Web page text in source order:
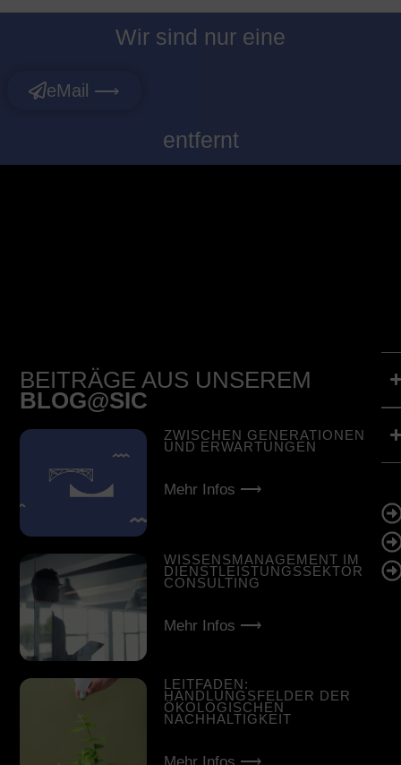
Wir sind nur eine
eMail ⟶
entfernt
BEITRÄGE AUS UNSEREM
BLOG@SIC
ZWISCHEN GENERATIONEN
UND ERWARTUNGEN
Mehr Infos ⟶
WISSENSMANAGEMENT IM
DIENSTLEISTUNGSSEKTOR
CONSULTING
Mehr Infos ⟶
LEITFADEN:
HANDLUNGSFELDER DER
ÖKOLOGISCHEN
NACHHALTIGKEIT